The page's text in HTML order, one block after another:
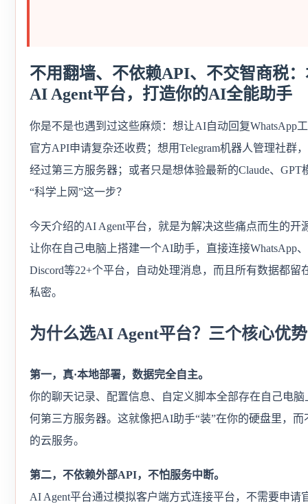
不用翻墙、不依赖API、不交智商税
AI Agent平台，打造你的AI全能助手
你是不是也遇到过这些麻烦：想让AI自动回复WhatsApp
官方API申请复杂还收费；想用Telegram机器人管理社群
经过第三方服务器；或者只是想体验最新的Claude、GPT
“科学上网”这一步？
今天介绍的AI Agent平台，就是为解决这些痛点而生的开
让你在自己电脑上搭建一个AI助手，直接连接WhatsApp、
Discord等22+个平台，自动处理消息，而且所有数据都留
私密。
为什么选AI Agent平台？三个核心优势
第一，真·本地部署，数据完全自主。
你的聊天记录、配置信息、自定义脚本全部存在自己电脑
何第三方服务器。这就像把AI助手“装”在你的硬盘里，而
的云服务。
第二，不依赖外部API，不怕服务中断。
AI Agent平台通过模拟客户端方式连接平台，不需要申请